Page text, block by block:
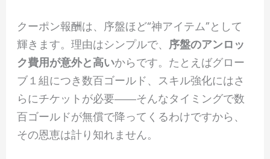
クーポン報酬は、序盤ほど“神アイテム”として
輝きます。理由はシンプルで、 序盤のアンロッ
ク費用が意外と高いからです。たとえばグロー
ブ１組につき数百ゴールド、スキル強化にはさ
らにチケットが必要――そんなタイミングで数
百ゴールドが無償で降ってくるわけですから、
その恩恵は計り知れません。